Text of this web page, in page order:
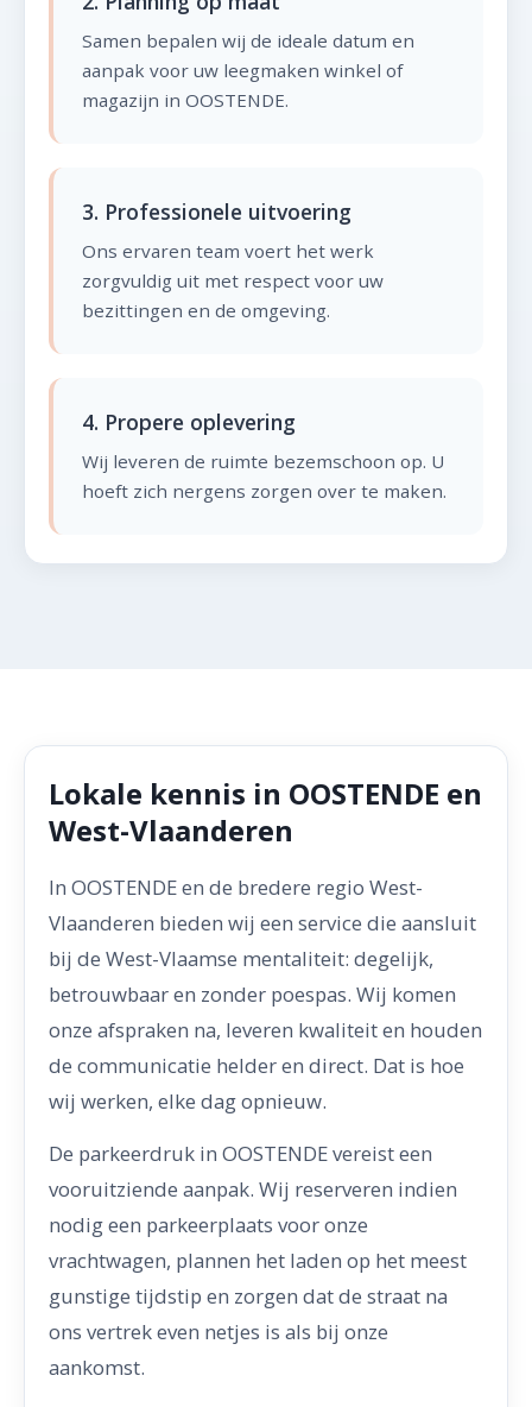
Samen bepalen wij de ideale datum en
aanpak voor uw leegmaken winkel of
magazijn in OOSTENDE.
3. Professionele uitvoering
Ons ervaren team voert het werk
zorgvuldig uit met respect voor uw
bezittingen en de omgeving.
4. Propere oplevering
Wij leveren de ruimte bezemschoon op. U
hoeft zich nergens zorgen over te maken.
Lokale kennis in OOSTENDE en
West-Vlaanderen
In OOSTENDE en de bredere regio West-
Vlaanderen bieden wij een service die aansluit
bij de West-Vlaamse mentaliteit: degelijk,
betrouwbaar en zonder poespas. Wij komen
onze afspraken na, leveren kwaliteit en houden
de communicatie helder en direct. Dat is hoe
wij werken, elke dag opnieuw.
De parkeerdruk in OOSTENDE vereist een
vooruitziende aanpak. Wij reserveren indien
nodig een parkeerplaats voor onze
vrachtwagen, plannen het laden op het meest
gunstige tijdstip en zorgen dat de straat na
ons vertrek even netjes is als bij onze
aankomst.